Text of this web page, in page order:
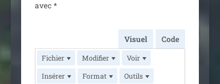
avec *
Visuel Code
Fichier Modifier
Voir
Insérer
Format
Outils